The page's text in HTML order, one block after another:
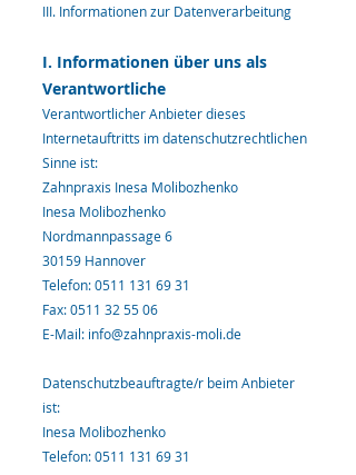
III. Informationen zur Datenverarbeitung
I. Informationen über uns als
Verantwortliche
Verantwortlicher Anbieter dieses
Internetauftritts im datenschutzrechtlichen
Sinne ist:
Zahnpraxis Inesa Molibozhenko
Inesa Molibozhenko
Nordmannpassage 6
30159 Hannover
Telefon:0511 131 69 31
Fax:0511 32 55 06
E-Mail: info@zahnpraxis-moli.de
Datenschutzbeauftragte/r beim Anbieter
ist:
Inesa Molibozhenko
Telefon:0511 131 69 31